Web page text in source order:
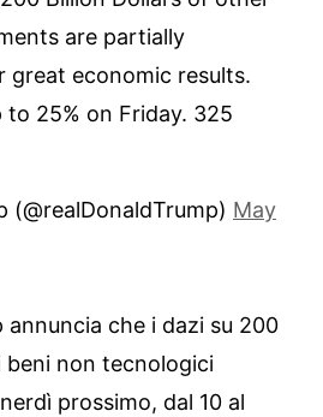
are partially
great economic results.
to 25% on Friday. 325
(@realDonaldTrump) May
annuncia che i dazi su 200
beni non tecnologici
prossimo, dal 10 al